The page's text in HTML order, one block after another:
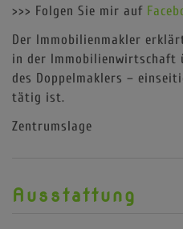
>>> Folgen Sie mir auf
Der Immobilienmakler
in der Immobilienwirtschaft
des Doppelmaklers –
tätig ist.
Zentrumslage
Ausstattung